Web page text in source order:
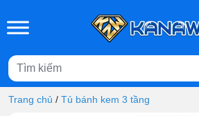
Trang chủ / Tủ bánh kem 3 tầng